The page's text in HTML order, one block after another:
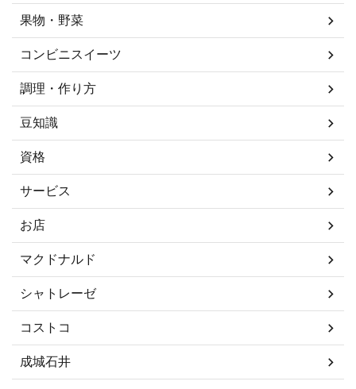
果物・野菜
コンビニスイーツ
調理・作り方
豆知識
資格
サービス
お店
マクドナルド
シャトレーゼ
コストコ
成城石井